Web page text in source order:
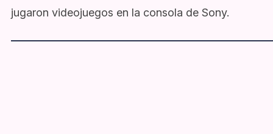
jugaron videojuegos en la consola de Sony.